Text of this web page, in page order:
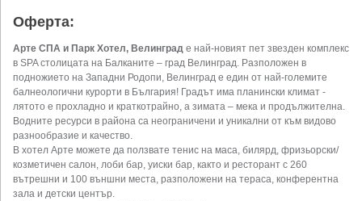
Оферта:
Арте СПА и Парк Хотел, Велинград е най-новият пет звезден комплекс
в SPA столицата на Балканите – град Велинград. Разположен в
подножието на Западни Родопи, Велинград е един от най-големите
балнеологични курорти в България! Градът има планински климат -
лятото е прохладно и краткотрайно, а зимата – мека и продължителна.
Водните ресурси в района са неограничени и уникални от към видово
разнообразие и качество.
В хотел Арте можете да ползвате тенис на маса, билярд, фризьорски/
козметичен салон, лоби бар, уиски бар, както и ресторант с 260
вътрешни и 100 външни места, разположени на тераса, конферентна
зала и детски център.